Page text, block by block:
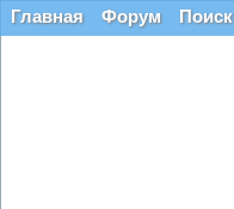
Главная Форум Поиск